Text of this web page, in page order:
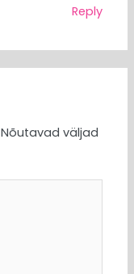
Reply
Nõutavad väljad